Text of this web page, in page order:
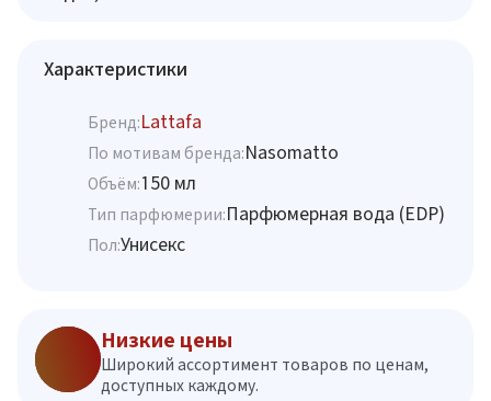
Характеристики
Бренд:Lattafa
По мотивам бренда:Nasomatto
Объём:150 мл
Тип парфюмерии:Парфюмерная вода (EDP)
Пол:Унисекс
Низкие цены
Широкий ассортимент товаров по ценам,
доступных каждому.